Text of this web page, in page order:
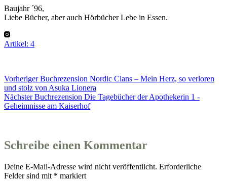
Baujahr ´96,
Liebe Bücher, aber auch Hörbücher Lebe in Essen.
Artikel: 4
VorherigerBuchrezension Nordic Clans – Mein Herz, so verloren
und stolz von Asuka Lionera
NächsterBuchrezension Die Tagebücher der Apothekerin 1 -
Geheimnisse am Kaiserhof
Schreibe einen Kommentar
Deine E-Mail-Adresse wird nicht veröffentlicht. Erforderliche
Felder sind mit * markiert